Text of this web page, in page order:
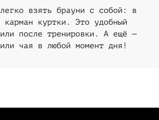
взять брауни с собой: в
куртки. Это удобный
после тренировки. А ещё —
чая в любой момент дня!